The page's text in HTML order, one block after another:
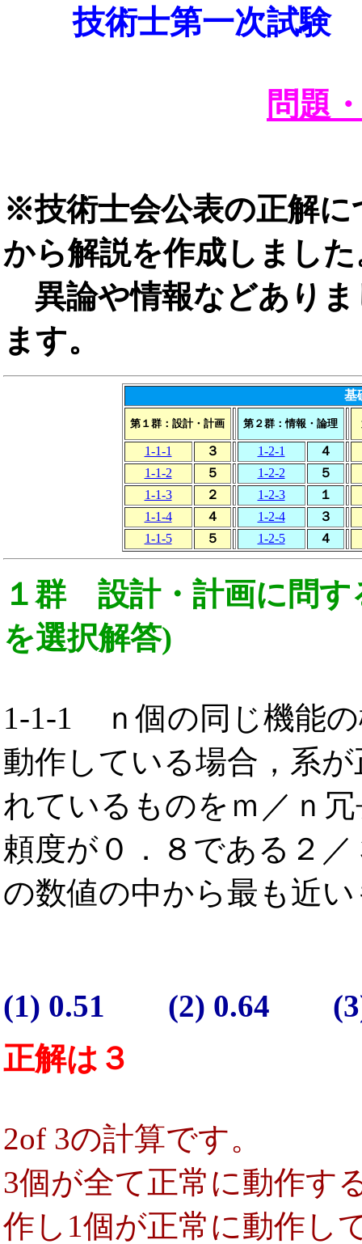
技術士第一次試
問題
※技術士会公表の正解に
から解説を作成しまし
異論や情報などあり
ます。
基
第１群：設計・計画 第２群：情報・論理
1-1-1 ３ 1-2-1
４
1-1-2
５ 1-2-2
５
1-1-3
２ 1-2-3
１
1-1-4
４ 1-2-4
３
1-1-5
５ 1-2-5 ４
１群 設計・計画に問
を選択解答)
1-1-1 ｎ個の同じ機能の
動作している場合，系
れているものをｍ／ｎ
頼度が０．８である２
の数値の中から最も近
(1) 0.51 (2) 0.64
正解は３
2of 3の計算です。
3個が全て正常に動作す
作し1個が正常に動作し